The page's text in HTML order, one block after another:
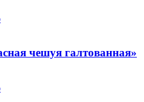
чешуя галтованная»